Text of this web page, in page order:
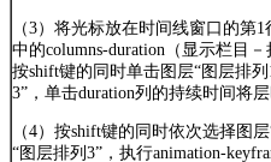
（3）将光标放在时间线窗口的第
中的columns-duration（显示栏目
按shift键的同时单击图层“图层排列
3”，单击duration列的持续时间将层
（4）按shift键的同时依次选择图
“图层排列3”，执行animation-